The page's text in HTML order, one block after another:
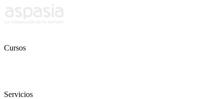
Cursos
Servicios